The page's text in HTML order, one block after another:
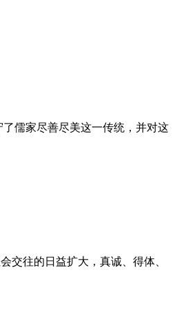
儒家尽善尽美这一传统，并对这
交往的日益扩大，真诚、得体、